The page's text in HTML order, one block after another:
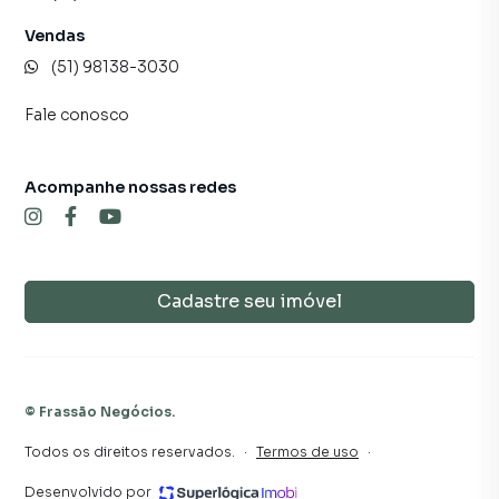
muito o número de contatos interessados e tendo como
imóvel mais rápido. Contamos também com um time de
programadores, corretores treinados e uma central de
Vendas
(51) 98138-3030
Fale conosco
Cadastre seu imóvel
Acompanhe nossas redes
© Frassão Negócios.
Todos os direitos reservados. · Termos de uso ·
Desenvolvido por